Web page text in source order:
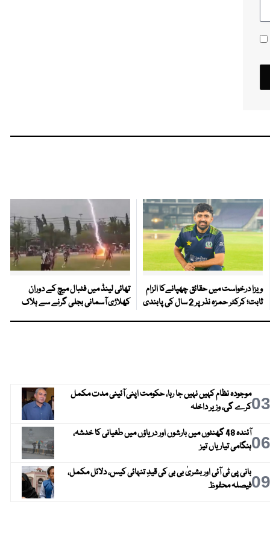
ویزا درخواست میں حقائق چھپانےکا الزام
ثابت؛ کرکٹر حمزہ نذر پر 2 سال کی پابندی
تھائی لینڈ میں فٹبال میچ کے دوران
کھلاڑی آسمانی بجلی گرنے سے ہلاک
03موجودہ نظام کہیں نہیں جا رہا، حکومت اپنی آئینی مدت مکمل
کرے گی، وزیر داخلہ
06
آئندہ 48 گھنٹوں میں بارشوں اور دریاؤں میں طغیانی کا خدشہ،
ہنگامی تیاریاں تیز
09بانی پی ٹی آئی اور بشریٰ بی بی کی قیدِ تنہائی کیس، دلائل مکمل،
فیصلہ محفوظ